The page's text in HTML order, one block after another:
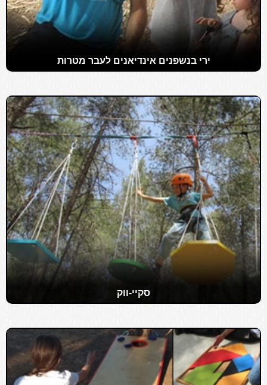
ירי בנשפנים אינדיאנים לעבר מטרות
סקיי-ווק